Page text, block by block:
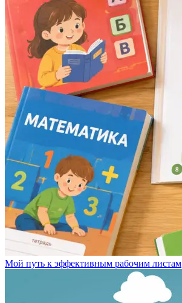
Мой путь к эффективным рабочим листам